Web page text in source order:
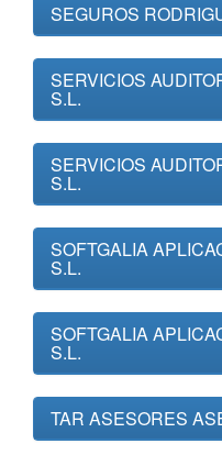
SEGUROS
SERVICIOS
S.L.
SERVICIOS
S.L.
SOFTGALIA
S.L.
SOFTGALIA
S.L.
TAR ASESORES